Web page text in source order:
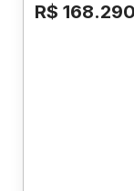
R$ 168.290